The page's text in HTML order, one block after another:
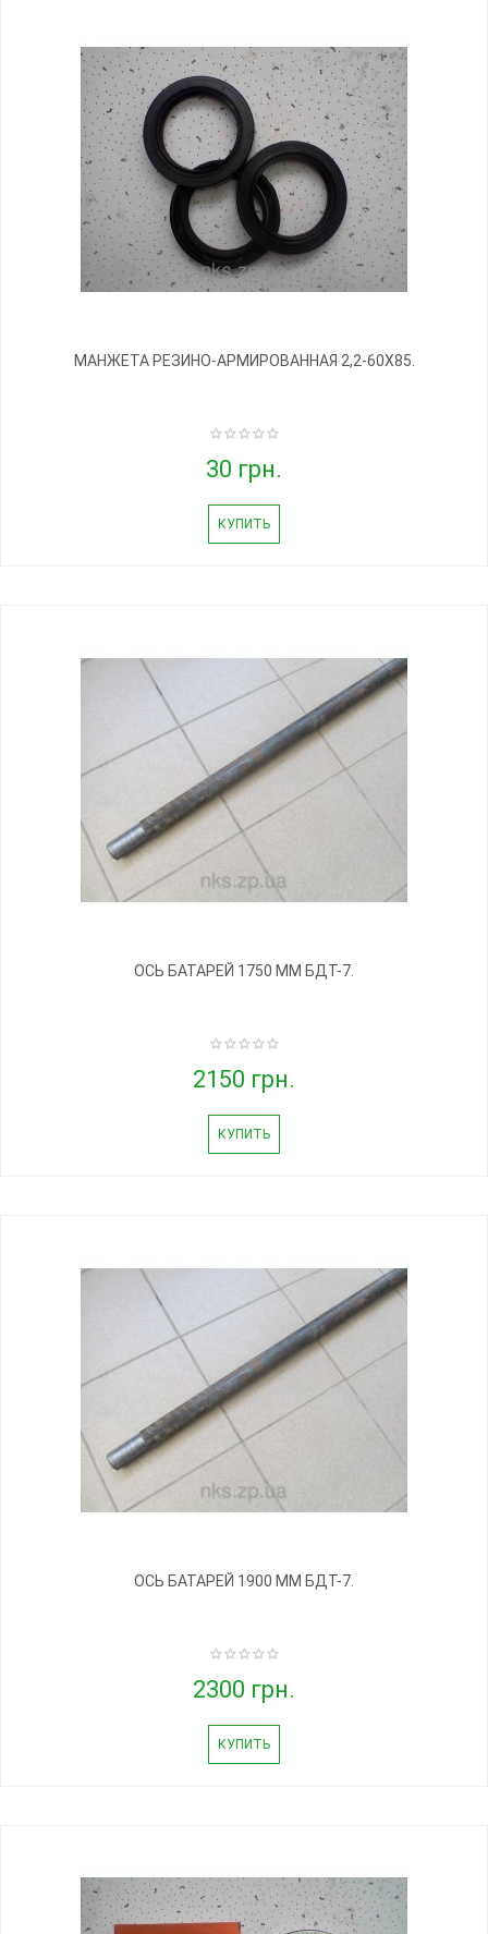
МАНЖЕТА РЕЗИНО-АРМИРОВАННАЯ 2,2-60Х85.
30 грн.
КУПИТЬ
ОСЬ БАТАРЕЙ 1750 ММ БДТ-7.
2150 грн.
КУПИТЬ
ОСЬ БАТАРЕЙ 1900 ММ БДТ-7.
2300 грн.
КУПИТЬ